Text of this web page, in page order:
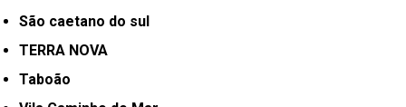
São caetano do sul
TERRA NOVA
Taboão